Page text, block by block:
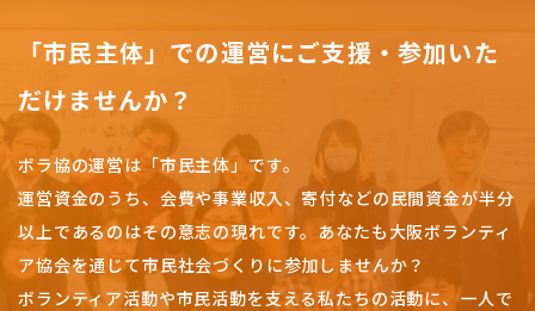
「市民主体」での運営にご支援・参加いた
だけませんか？
ボラ協の運営は「市民主体」です。
運営資金のうち、会費や事業収入、寄付などの民間資金が半分
以上であるのはその意志の現れです。 あなたも大阪ボランティ
ア協会を通じて市民社会づくりに参加しませんか？
ボランティア活動や市民活動を支える私たちの活動に、一人で